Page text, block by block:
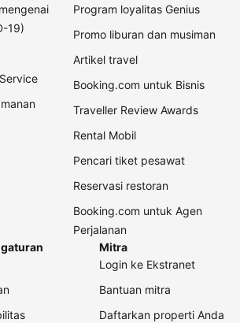
19)
Program loyalitas Genius
Promo liburan dan musiman
Artikel travel
Booking.com untuk Bisnis
Traveller Review Awards
Rental Mobil
Pencari tiket pesawat
Reservasi restoran
Booking.com untuk Agen
Perjalanan
Mitra
Login ke Ekstranet
Bantuan mitra
Daftarkan properti Anda